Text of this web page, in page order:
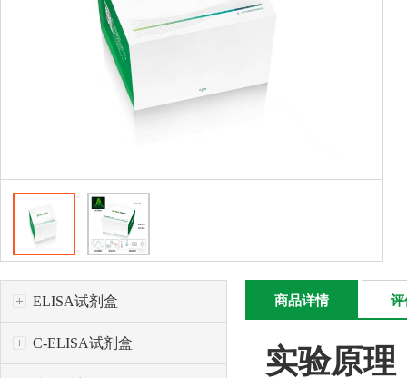
ELISA试剂盒
C-ELISA试剂盒
商品详情 评
实验原理